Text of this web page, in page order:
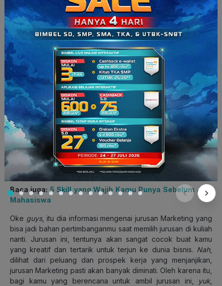
Baca juga:5 Skill yang Wajib Kamu Punya Sebelum Jadi
Mahasiswa
Oke guys, itu dia informasi mengenai jurusan Marketing yang
bisa jadi bahan pertimbanganmu saat memilih jurusan di kuliah
nanti. Jurusan ini, tentunya akan sangat cocok buat kamu
yang kreatif dan tertarik untuk terjun ke dunia bisnis. Nah,
dilihat dari peluang dan prospek kerja yang menjanjikan,
jurusan Marketing pasti akan banyak diminati. Oleh karena itu,
bagi kamu yang berencana untuk ambil jurusan ini,
yuk,